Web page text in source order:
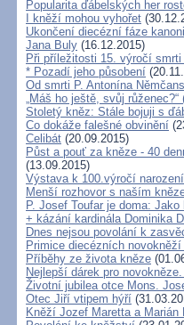
Popularita ďábelských her
I kněží mohou vyhořet
Ukončení diecézní fáze
Jana Buly (16.12.2015)
Při příležitosti 15. výročí
* Pozadí jeho působení
Od smrti P. Antonína
„Máš ho ještě, svůj
Stoletý kněz: Stále bojuji s
Co dokáže falešné obvinění
Celibát (20.09.2015)
Půst a pouť za kněze - 40
(13.09.2015)
Výstava k 100.výročí
Menší rozhovor s naším
P. Josef Toufar je doma:
+ kázání kardinála Dominika
Dnes nejsou povolání k
Primice diecézních
Příběhy ze života kněze
Nejlepší dárek pro
Životní jubilea otce Mons.
Otec Jiří vtipem hýří
Kněží Jozef Maretta a Marián